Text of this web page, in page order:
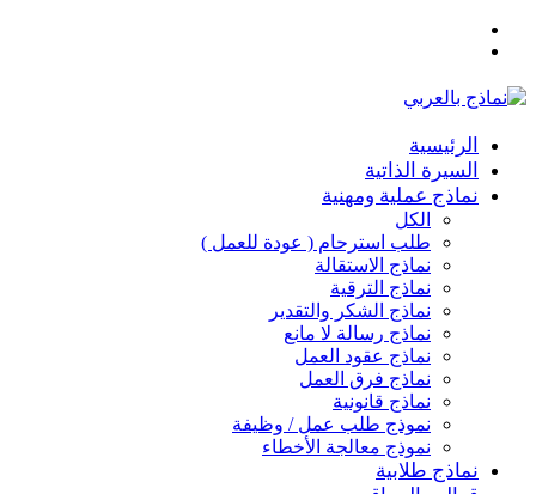
الرئيسية
السيرة الذاتية
نماذج عملية ومهنية
الكل
طلب استرحام ( عودة للعمل )
نماذج الاستقالة
نماذج الترقية
نماذج الشكر والتقدير
نماذج رسالة لا مانع
نماذج عقود العمل
نماذج فرق العمل
نماذج قانونية
نموذج طلب عمل / وظيفة
نموذج معالجة الأخطاء
نماذج طلابية